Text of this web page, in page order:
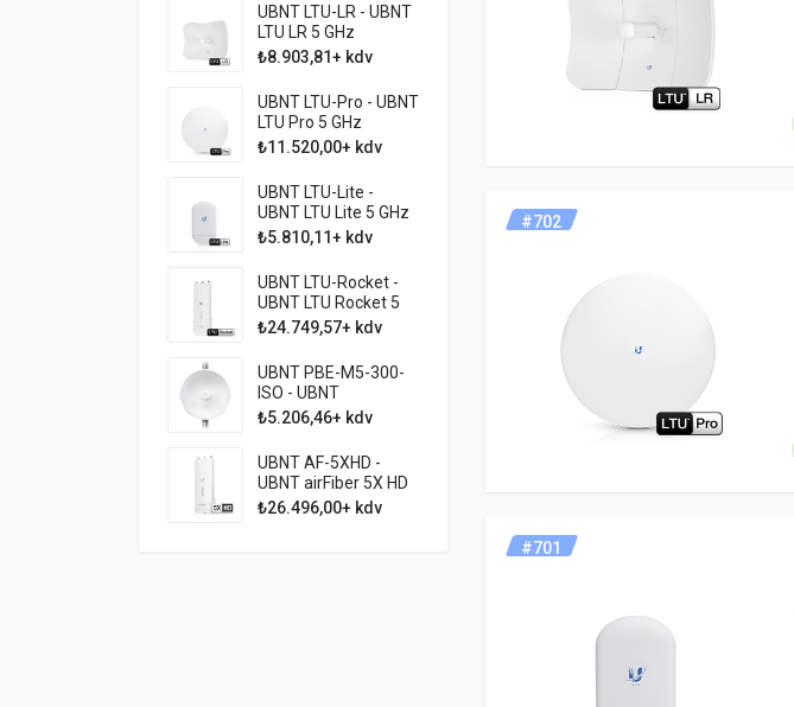
UBNT LTU-LR - UBNT
LTU LR 5 GHz
Profesyonel 20 KM
PTMP CPE
₺8.903,81+ kdv
UBNT LTU-Pro - UBNT
LTU Pro 5 GHz
Profesyonel 10 KM
PTMP CPE
₺11.520,00+ kdv
UBNT LTU-Lite -
UBNT LTU Lite 5 GHz
Profesyonel 3 KM
PTMP CPE
₺5.810,11+ kdv
UBNT LTU-Rocket -
UBNT LTU Rocket 5
GHz Profesyonel
PTMP AP
₺24.749,57+ kdv
UBNT PBE-M5-300-
ISO - UBNT
PowerBeam M5 300
ISO 22dBi 300Mbps
PTP AP
₺5.206,46+ kdv
UBNT AF-5XHD -
UBNT airFiber 5X HD
1Gbps HDX PTP
Backhaul
₺26.496,00+ kdv
#702
#701